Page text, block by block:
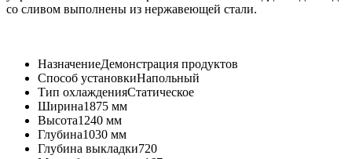
со сливом выполнены из нержавеющей стали.
НазначениеДемонстрация продуктов
Способ установкиНапольный
Тип охлажденияСтатическое
Ширина1875 мм
Высота1240 мм
Глубина1030 мм
Глубина выкладки720